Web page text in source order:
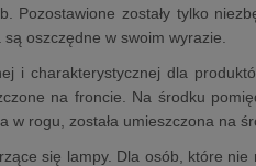
Pozostawione zostały tylko
oszczędne w swoim wyrazie.
i charakterystycznej dla
na froncie. Na środku
w rogu, została umieszczona na
się lampy. Dla osób, które nie